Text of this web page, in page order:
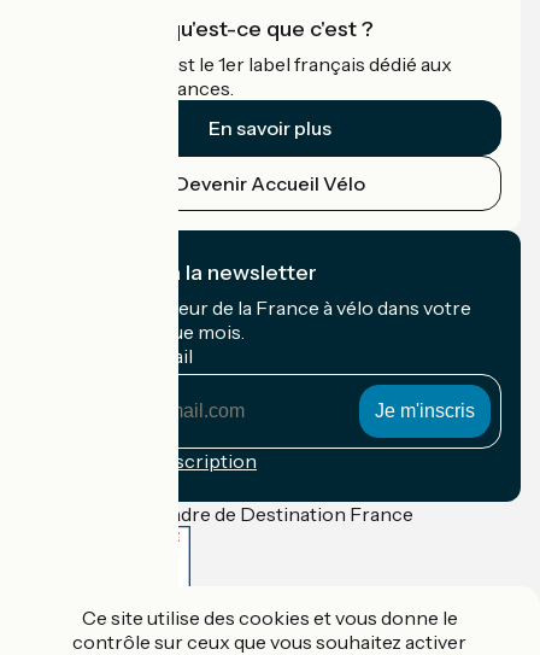
Accueil Vélo qu'est-ce que c'est ?
Accueil Vélo c'est le 1er label français dédié aux
cyclistes en vacances.
En savoir plus
Devenir Accueil Vélo
Je m'abonne à la newsletter
Recevez le meilleur de la France à vélo dans votre
boîte mail chaque mois.
Mon adresse mail
Conditions d'inscription
Financé dans le cadre de Destination France
Accueil Vélo Pro
Contact
Ce site utilise des cookies et vous donne le
contrôle sur ceux que vous souhaitez activer